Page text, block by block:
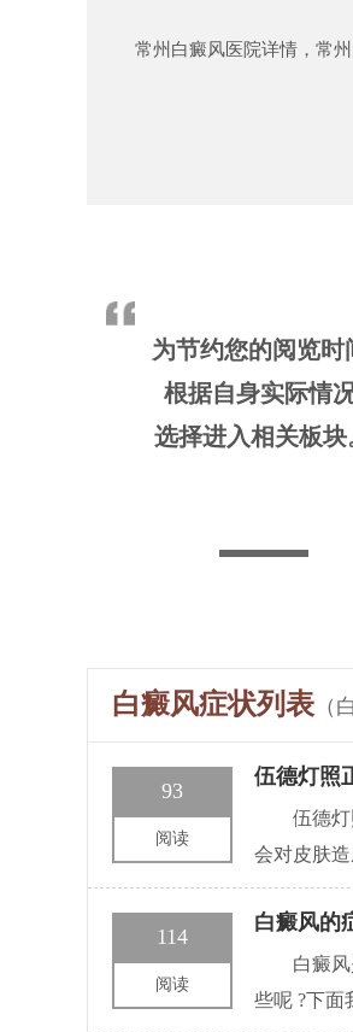
常州白癜风医院详情，常
为节约您的阅览时
根据自身实际情
选择进入相关板块
白癜风症状列表 （
93
阅读
伍德灯照
伍德
会对皮肤
114
阅读
白癜风的
白癜
些呢 ?下